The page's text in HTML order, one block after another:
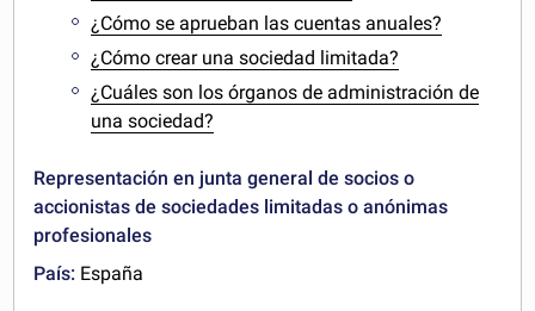
¿Cómo se aprueban las cuentas anuales?
¿Cómo crear una sociedad limitada?
¿Cuáles son los órganos de administración de
una sociedad?
Representación en junta general de socios o
accionistas de sociedades limitadas o anónimas
profesionales
País: España